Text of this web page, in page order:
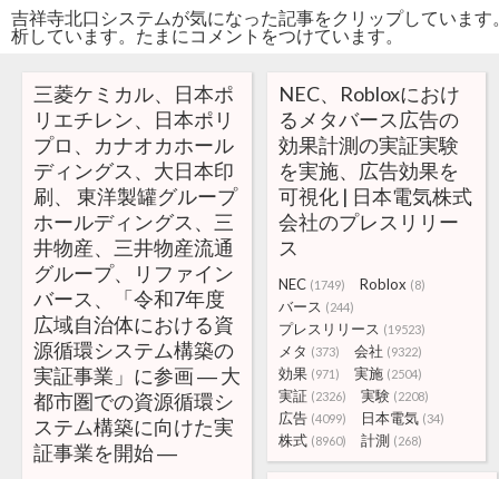
吉祥寺北口システムが気になった記事をクリップしていま
析しています。たまにコメントをつけています。
三菱ケミカル、日本ポ
リエチレン、日本ポリ
プロ、カナオカホール
ディングス、大日本印
刷、 東洋製罐グループ
ホールディングス、三
井物産、三井物産流通
グループ、リファイン
バース、「令和7年度
広域自治体における資
源循環システム構築の
実証事業」に参画 ― 大
都市圏での資源循環シ
ステム構築に向けた実
証事業を開始 ―
NEC、Robloxにおけ
るメタバース広告の
効果計測の実証実験
を実施、広告効果を
可視化 | 日本電気株式
会社のプレスリリー
ス
NEC (1749) Roblox (8)
バース (244)
プレスリリース (19523)
メタ (373) 会社 (9322)
効果 (971) 実施 (2504)
実証 (2326) 実験 (2208)
広告 (4099) 日本電気 (34)
株式 (8960) 計測 (268)